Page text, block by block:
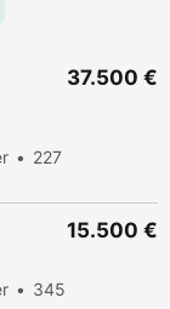
227
37.500 €
345
15.500 €